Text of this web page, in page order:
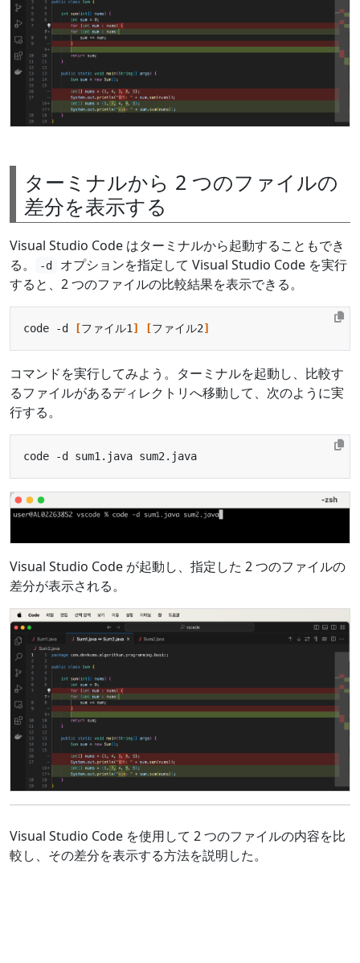
ターミナルから 2 つのファイルの
差分を表示する
Visual Studio Code はターミナルから起動することもでき
る。
-d
オプションを指定して Visual Studio Code を実行
すると、2 つのファイルの比較結果を表示できる。
code -d [ファイル1 ] [ファイル2]
コマンドを実行してみよう。ターミナルを起動し、比較す
るファイルがあるディレクトリへ移動して、次のように実
行する。
Visual Studio Code が起動し、指定した 2 つのファイルの
差分が表示される。
Visual Studio Code を使用して 2 つのファイルの内容を比
較し、その差分を表示する方法を説明した。